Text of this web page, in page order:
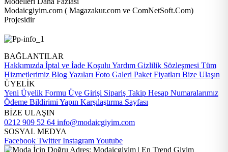
Modaicgiyim.com ( Magazakur.com ve ComNetSoft.Com)
Projesidir
BAĞLANTILAR
Hakkımızda İptal ve İade Koşulu Yardım Gizlilik Sözleşmesi Tüm
Hizmetlerimiz Blog Yazıları Foto Galeri Paket Fiyatları Bize Ulaşın
ÜYELİK
Yeni Üyelik Formu Üye Girişi Sipariş Takip Hesap Numaralarımız
Ödeme Bildirimi Yapın Karşılaştırma Sayfası
BİZE ULAŞIN
0212 909 52 64 info@modaicgiyim.com
SOSYAL MEDYA
Facebook TwitterInstagramYoutube